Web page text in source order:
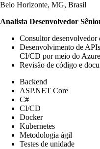
Belo Horizonte, MG, Brasil
Analista Desenvolvedor
Consultor desenvolvedor
Desenvolvimento de
CI/CD por meio do
Revisão de código e
Backend
ASP.NET Core
C#
CI/CD
Docker
Kubernetes
Metodologia ágil
Testes de unidade